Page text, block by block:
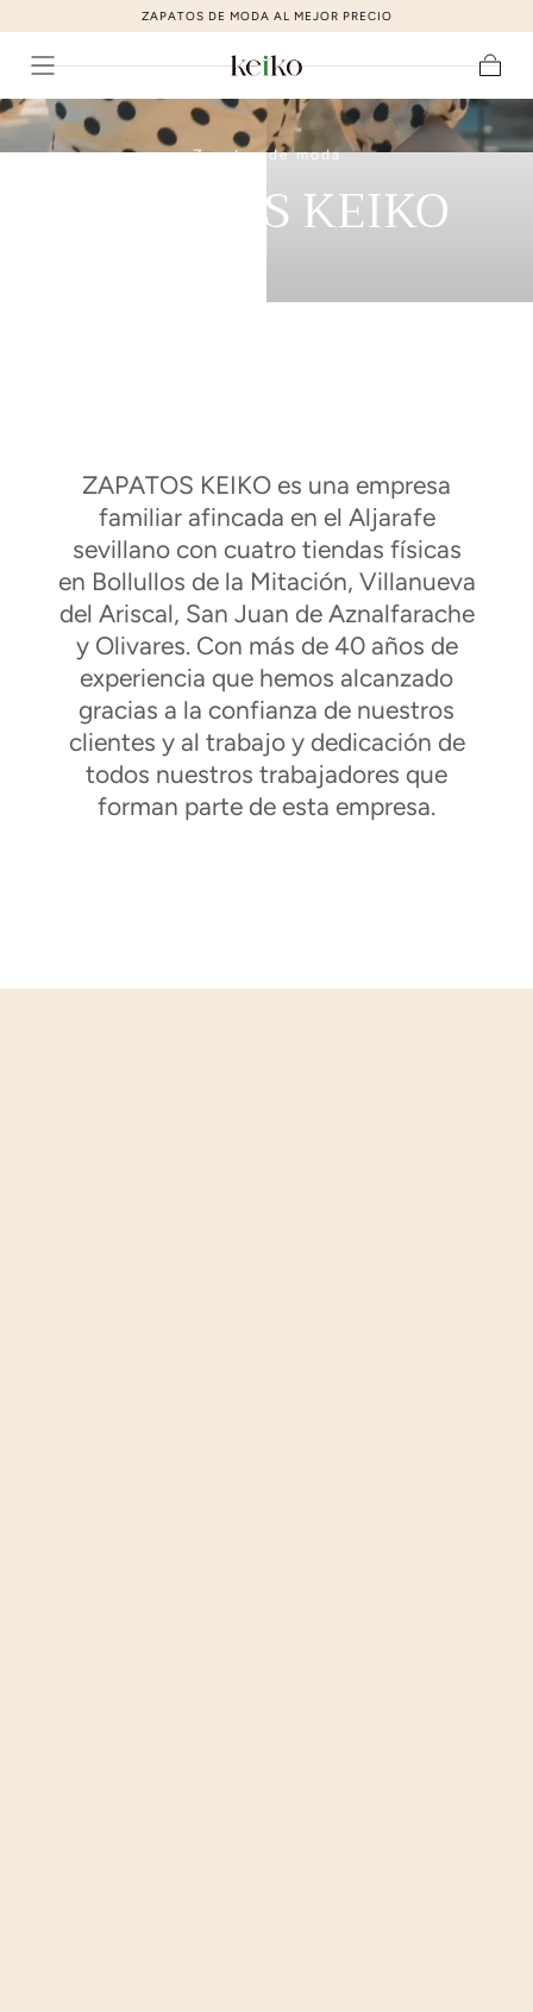
ir al contenido
ZAPATOS DE MODA AL MEJOR PRECIO
Zapatos de moda
ZAPATOS KEIKO
ZAPATOS KEIKO es una empresa
familiar afincada en el Aljarafe
sevillano con cuatro tiendas físicas
en Bollullos de la Mitación, Villanueva
del Ariscal, San Juan de Aznalfarache
y Olivares. Con más de 40 años de
experiencia que hemos alcanzado
gracias a la confianza de nuestros
clientes y al trabajo y dedicación de
todos nuestros trabajadores que
forman parte de esta empresa.